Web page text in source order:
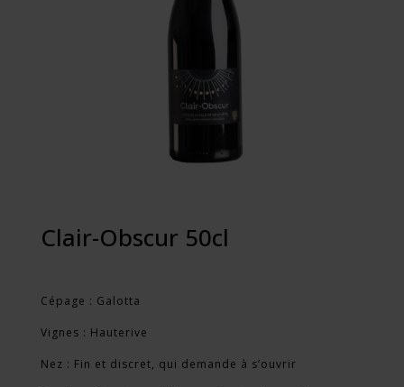
Clair-Obscur 50cl
Cépage : Galotta
Vignes : Hauterive
Nez : Fin et discret, qui demande à s’ouvrir